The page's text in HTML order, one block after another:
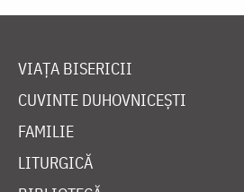
VIAȚA BISERICII
CUVINTE DUHOVNICEȘTI
FAMILIE
LITURGICĂ